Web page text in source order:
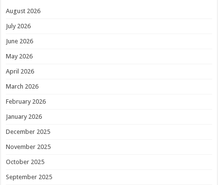
August 2026
July 2026
June 2026
May 2026
April 2026
March 2026
February 2026
January 2026
December 2025
November 2025
October 2025
September 2025